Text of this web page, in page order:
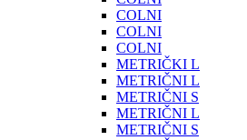
COLNI
COLNI
COLNI
METRIČKI L
METRIČNI L
METRIČNI S
METRIČNI L
METRIČNI S